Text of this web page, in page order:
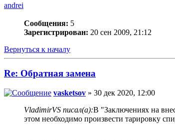
andrei
Сообщения: 5
Зарегистрирован: 20 сен 2009, 21:12
Вернуться к началу
Re: Обратная замена
vasketsov » 30 дек 2020, 12:00
VladimirVS писал(а):В "Заключениях на
этом необходимо произвести тарировку